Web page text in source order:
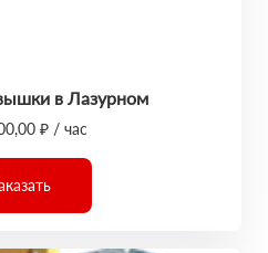
в Лазурном
₽ / час